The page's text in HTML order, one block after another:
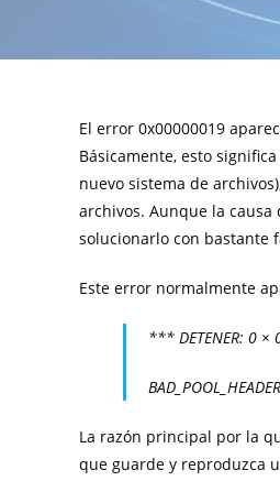
El error 0x00000019
Básicamente, esto
nuevo sistema de
archivos. Aunque la
solucionarlo con bastante
Este error normalmente
*** DETENER: 0
BAD_POOL_HEADER
La razón principal por la
que guarde y reproduzca